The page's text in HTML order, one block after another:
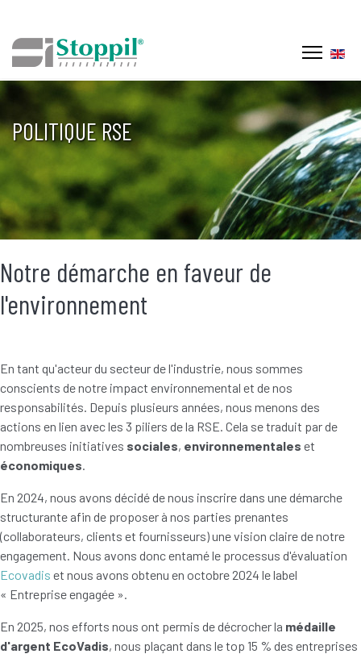
POLITIQUE RSE
Notre démarche en faveur de
l'environnement
En tant qu'acteur du secteur de l'industrie, nous sommes
conscients de notre impact environnemental et de nos
responsabilités. Depuis plusieurs années, nous menons des
actions en lien avec les 3 piliers de la RSE. Cela se traduit par de
nombreuses initiatives sociales, environnementales et
économiques.
En 2024, nous avons décidé de nous inscrire dans une démarche
structurante afin de proposer à nos parties prenantes
(collaborateurs, clients et fournisseurs) une vision claire de notre
engagement. Nous avons donc entamé le processus d'évaluation
Ecovadis et nous avons obtenu en octobre 2024 le label
« Entreprise engagée ».
En 2025, nos efforts nous ont permis de décrocher la médaille
d'argent EcoVadis, nous plaçant dans le top 15 % des entreprises